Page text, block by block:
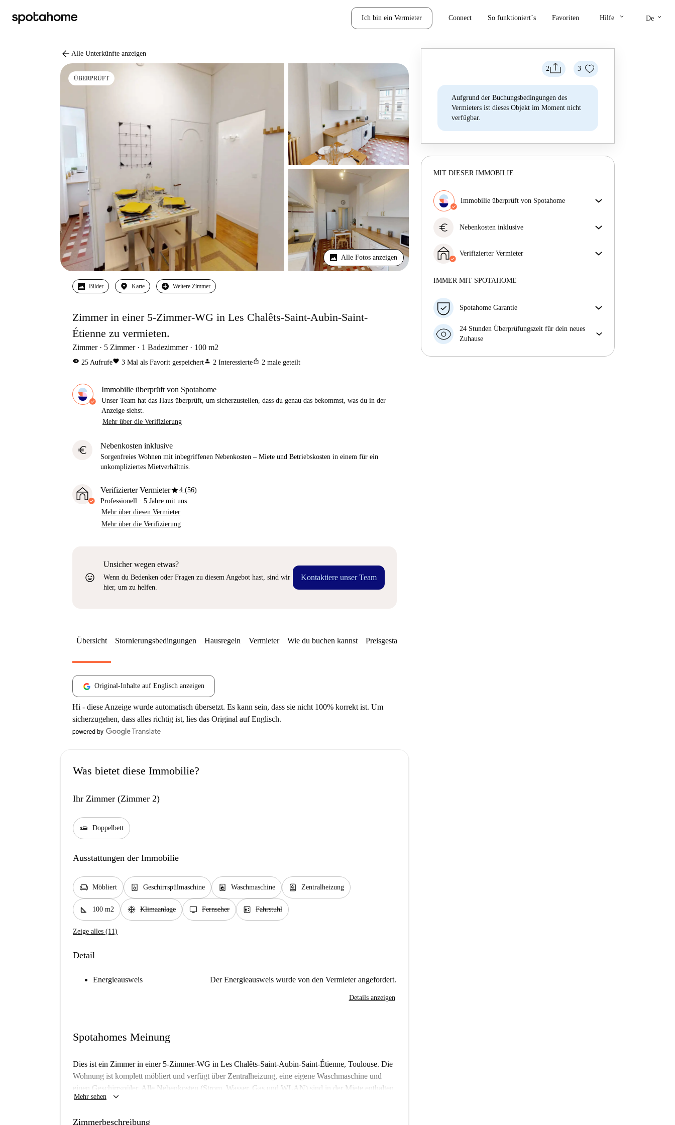
Ich bin ein Vermieter Connect So funktioniert´s Favoriten Hilfe keyboard_arrow_down De keyboard_arrow_down
arrow_back Alle Unterkünfte anzeigen
ÜBERPRÜFT
Alle Fotos anzeigen
Bilder Karte Weitere Zimmer
Zimmer in einer 5-Zimmer-WG in Les Chalêts-Saint-Aubin-Saint-
Étienne zu vermieten.
Zimmer 5 Zimmer 1 Badezimmer 100 m2
visibility 25 Aufrufefavorite 3 Mal als Favorit gespeichertperson 2 Interessierteios_share 2 male geteilt
Immobilie überprüft von Spotahome
Unser Team hat das Haus überprüft, um sicherzustellen, dass du genau das bekommst, was du in der
Anzeige siehst.
Mehr über die Verifizierung
euro Nebenkosten inklusive
Sorgenfreies Wohnen mit inbegriffenen Nebenkosten – Miete und Betriebskosten in einem für ein
unkompliziertes Mietverhältnis.
Verifizierter Vermieterstar4 (56)
Professionell · 5 Jahre mit uns
Mehr über diesen Vermieter
Mehr über die Verifizierung
sentiment_very_satisfied
Unsicher wegen etwas?
Wenn du Bedenken oder Fragen zu diesem Angebot hast, sind wir
hier, um zu helfen.
Kontaktiere unser Team
2 3
Aufgrund der Buchungsbedingungen des
Vermieters ist dieses Objekt im Moment nicht
verfügbar.
MIT DIESER IMMOBILIE
Immobilie überprüft von Spotahome
sicherzustellen, dass du genau das bekommst, was du
Mehr über die Verifizierung
euro Nebenkosten inklusive
– Miete und Betriebskosten in einem für ein
unkompliziertes Mietverhältnis.
Verifizierter Vermieter
Mehr über diesen Vermieter
IMMER MIT SPOTAHOME
Spotahome Garantie
Falls der Vermieter deine Buchung kurzfristig
storniert, werden wir dir entweder A) ein Hotel
finden oder B) den gezahlten Betrag vollständig
24 Stunden Überprüfungszeit für dein neues
Zuhause
Übersicht Stornierungsbedingungen Hausregeln Vermieter Wie du buchen kannst Preisgestaltung
Original-Inhalte auf Englisch anzeigen
Hi - diese Anzeige wurde automatisch übersetzt. Es kann sein, dass sie nicht 100% korrekt ist. Um
sicherzugehen, dass alles richtig ist, lies das Original auf Englisch.
Was bietet diese Immobilie?
Ihr Zimmer (Zimmer 2)
airline_seat_flat Doppelbett
Ausstattungen der Immobilie
chair Möbliert dishwasher_gen Geschirrspülmaschine local_laundry_service Waschmaschine water_heater Zentralheizung
square_foot 100 m2 ac_unit Klimaanlage tv Fernseher elevator Fahrstuhl
Zeige alles (11)
Detail
Energieausweis Der Energieausweis wurde von den Vermieter angefordert.
Details anzeigen
Spotahomes Meinung
Dies ist ein Zimmer in einer 5-Zimmer-WG in Les Chalêts-Saint-Aubin-Saint-Étienne, Toulouse. Die
Wohnung ist komplett möbliert und verfügt über Zentralheizung, eine eigene Waschmaschine und
einen Geschirrspüler. Alle Nebenkosten (Strom, Wasser, Gas und WLAN) sind in der Miete enthalten.
Paare sind nicht gestattet. Das Zimmer eignet sich sowohl für Studenten als auch für Berufstätige. Die
Mehr sehen keyboard_arrow_down
Zimmerbeschreibung